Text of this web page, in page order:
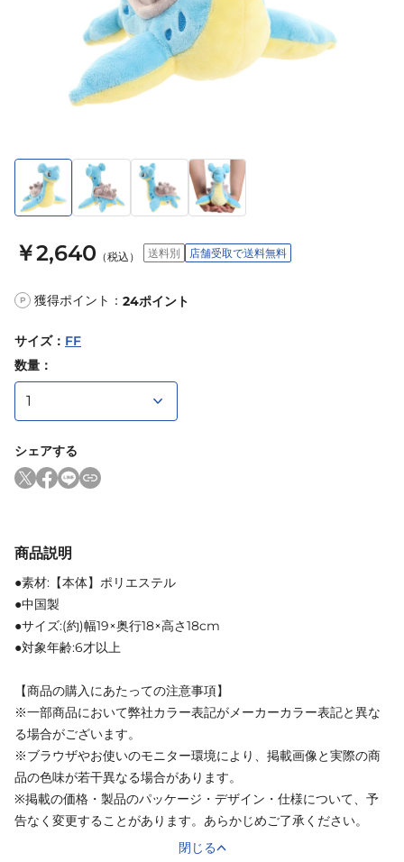
￥2,640 （税込） 送料別 店舗受取で送料無料
P 獲得ポイント： 24ポイント
サイズ： FF
数量：
シェアする
商品説明
●素材:【本体】ポリエステル
●中国製
●サイズ:(約)幅19×奥行18×高さ18cm
●対象年齢:6才以上
【商品の購入にあたっての注意事項】
※一部商品において弊社カラー表記がメーカーカラー表記と異な
る場合がございます。
※ブラウザやお使いのモニター環境により、掲載画像と実際の商
品の色味が若干異なる場合があります。
※掲載の価格・製品のパッケージ・デザイン・仕様について、予
告なく変更することがあります。あらかじめご了承ください。
閉じる